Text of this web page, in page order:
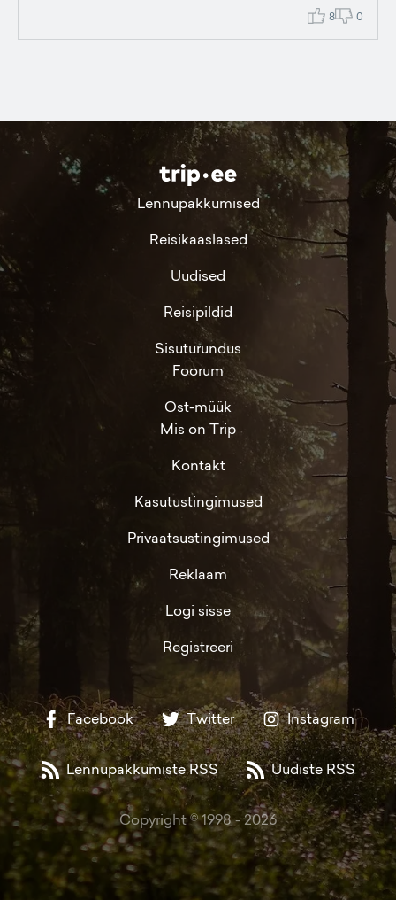
8 0
Lennupakkumised
Reisikaaslased
Uudised
Reisipildid
Sisuturundus
Foorum
Ost-müük
Mis on Trip
Kontakt
Kasutustingimused
Privaatsustingimused
Reklaam
Logi sisse
Registreeri
Facebook Twitter Instagram
Lennupakkumiste RSS Uudiste RSS
Copyright © 1998 -2026